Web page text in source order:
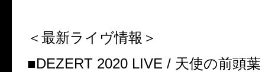
＜最新ライヴ情報＞
■DEZERT 2020 LIVE / 天使の前頭